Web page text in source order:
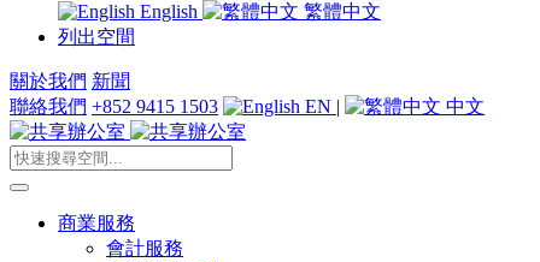
English
繁體中文
列出空間
關於我們 新聞
聯絡我們 +852 9415 1503 EN | 中文
商業服務
會計服務